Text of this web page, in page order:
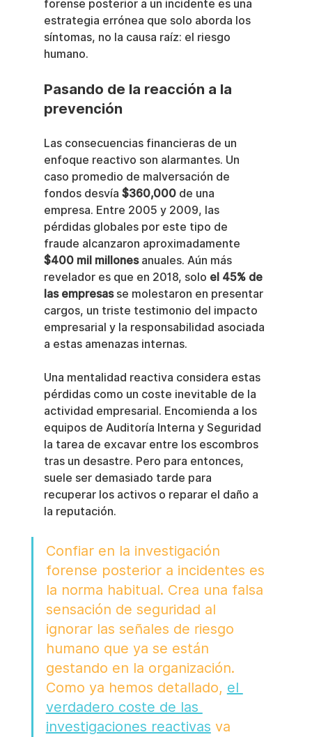
forense posterior a un incidente es una
estrategia errónea que solo aborda los
síntomas, no la causa raíz: el riesgo
humano.
Pasando de la reacción a la
prevención
Las consecuencias financieras de un
enfoque reactivo son alarmantes. Un
caso promedio de malversación de
fondos desvía $360,000 de una
empresa. Entre 2005 y 2009, las
pérdidas globales por este tipo de
fraude alcanzaron aproximadamente
$400 mil millones anuales. Aún más
revelador es que en 2018, solo el 45% de
las empresas se molestaron en presentar
cargos, un triste testimonio del impacto
empresarial y la responsabilidad asociada
a estas amenazas internas.
Una mentalidad reactiva considera estas
pérdidas como un coste inevitable de la
actividad empresarial. Encomienda a los
equipos de Auditoría Interna y Seguridad
la tarea de excavar entre los escombros
tras un desastre. Pero para entonces,
suele ser demasiado tarde para
recuperar los activos o reparar el daño a
la reputación.
Confiar en la investigación
forense posterior a incidentes es
la norma habitual. Crea una falsa
sensación de seguridad al
ignorar las señales de riesgo
humano que ya se están
gestando en la organización.
Como ya hemos detallado, el
verdadero coste de las
investigaciones reactivas va